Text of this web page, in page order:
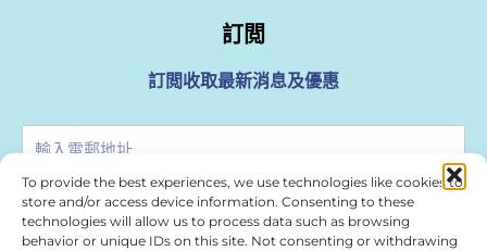
To provide the best experiences, we use technologies like cookies to
store and/or access device information. Consenting to these
technologies will allow us to process data such as browsing
behavior or unique IDs on this site. Not consenting or withdrawing
p
p
r
a
訂閲
訂閲收取最新消息及優惠
入
電
郵
地
訂閲